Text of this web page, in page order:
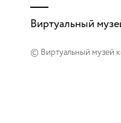
Виртуальный
© Виртуальный музей